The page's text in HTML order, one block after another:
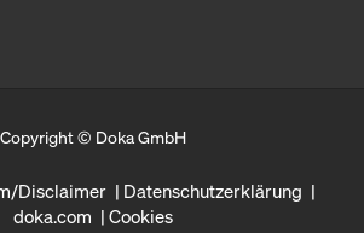
Copyright © Doka GmbH
Disclaimer
Datenschutzerklärung
doka.com
Cookies